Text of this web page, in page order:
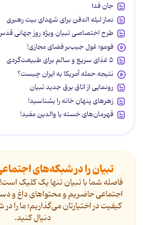
جان فدا
نماز لیله الدفن برای شهدای بیت رهبری
طرح اختصاصی تبیان ویژه روز جهانی
فومو؛ غول جیب‌بر فضای مجازی!
۵ غذای سریع و سالم برای طبیعت‌گردی
نتیجه حمله آمریکا به ایران چیست؟
رونمایی از اتاق برق جدید تبیان
زهرهای پنهان خانه را بشناسید!
قهرمان‌های خسته یا والدین مفید!
تبیان را در شبکه‌های
فاصله شما با تبیان تنها یک کلیک
اجتماعی حاضریم و محتواهای داغ و
کیفیت در اختیارتان می‌گذاریم؛ ما را
دنیال کنید.